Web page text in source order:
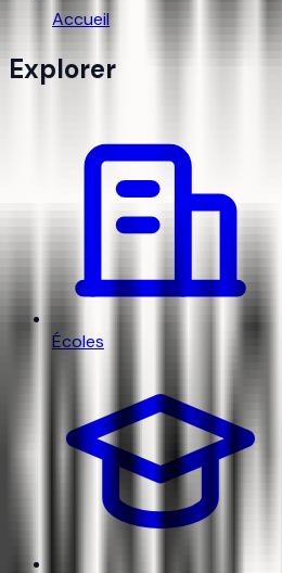
Accueil
Explorer
Écoles